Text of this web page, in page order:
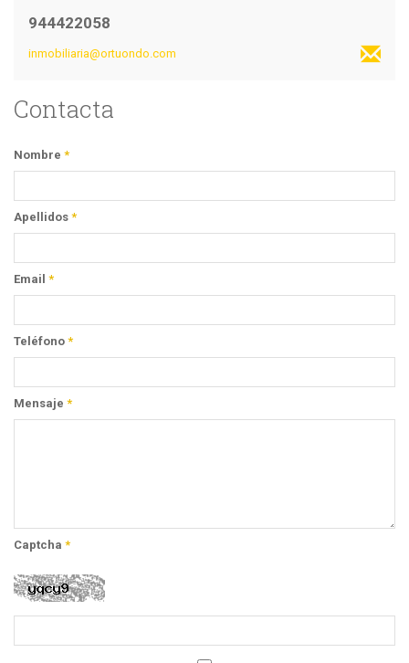
944422058
inmobiliaria@ortuondo.com
Contacta
Nombre *
Apellidos *
Email *
Teléfono *
Mensaje *
Captcha *